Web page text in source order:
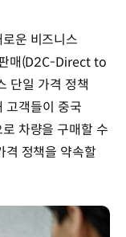
운 비즈니스
매(D2C-Direct to
단일 가격 정책
객들이 중국
차량을 구매할 수
격 정책을 약속할